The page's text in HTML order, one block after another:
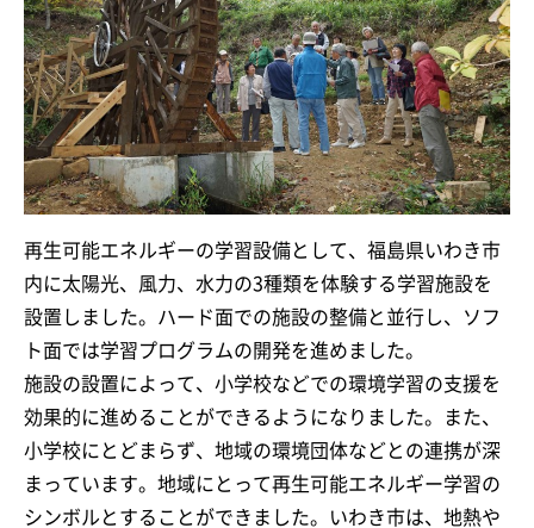
再生可能エネルギーの学習設備として、福島県いわき市
内に太陽光、風力、水力の3種類を体験する学習施設を
設置しました。ハード面での施設の整備と並行し、ソフ
ト面では学習プログラムの開発を進めました。
施設の設置によって、小学校などでの環境学習の支援を
効果的に進めることができるようになりました。また、
小学校にとどまらず、地域の環境団体などとの連携が深
まっています。地域にとって再生可能エネルギー学習の
シンボルとすることができました。いわき市は、地熱や